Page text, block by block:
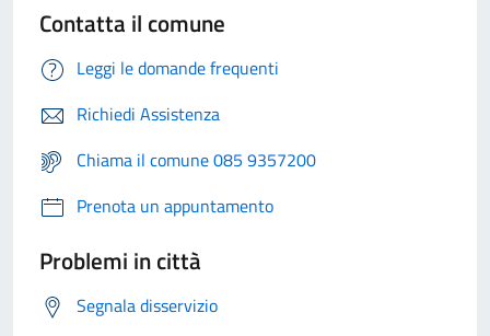
Contatta il comune
Leggi le domande frequenti
Richiedi Assistenza
Chiama il comune 085 9357200
Prenota un appuntamento
Problemi in città
Segnala disservizio